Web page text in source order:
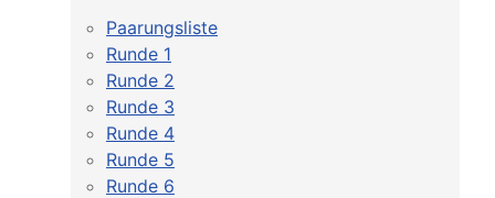
Paarungsliste
Runde 1
Runde 2
Runde 3
Runde 4
Runde 5
Runde 6